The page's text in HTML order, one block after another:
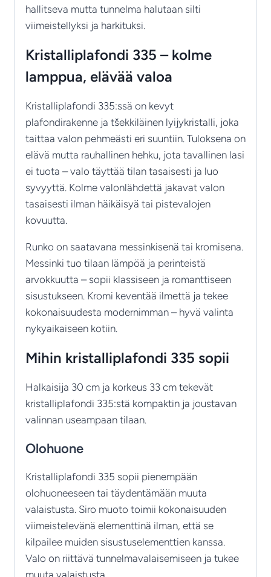
hallitseva mutta tunnelma halutaan silti
viimeistellyksi ja harkituksi.
Kristalliplafondi 335 – kolme
lamppua, elävää valoa
Kristalliplafondi 335:ssä on kevyt
plafondirakenne ja tšekkiläinen lyijykristalli, joka
taittaa valon pehmeästi eri suuntiin. Tuloksena on
elävä mutta rauhallinen hehku, jota tavallinen lasi
ei tuota – valo täyttää tilan tasaisesti ja luo
syvyyttä. Kolme valonlähdettä jakavat valon
tasaisesti ilman häikäisyä tai pistevalojen
kovuutta.
Runko on saatavana messinkisenä tai kromisena.
Messinki tuo tilaan lämpöä ja perinteistä
arvokkuutta – sopii klassiseen ja romanttiseen
sisustukseen. Kromi keventää ilmettä ja tekee
kokonaisuudesta modernimman – hyvä valinta
nykyaikaiseen kotiin.
Mihin kristalliplafondi 335 sopii
Halkaisija 30 cm ja korkeus 33 cm tekevät
kristalliplafondi 335:stä kompaktin ja joustavan
valinnan useampaan tilaan.
Olohuone
Kristalliplafondi 335 sopii pienempään
olohuoneeseen tai täydentämään muuta
valaistusta. Siro muoto toimii kokonaisuuden
viimeistelevänä elementtinä ilman, että se
kilpailee muiden sisustuselementtien kanssa.
Valo on riittävä tunnelmavalaisemiseen ja tukee